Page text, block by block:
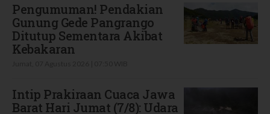
Pengumuman! Pendakian
Gunung Gede Pangrango
Ditutup Sementara Akibat
Kebakaran
Intip Prakiraan Cuaca Jawa
Barat Hari Jumat (7/8): Udara